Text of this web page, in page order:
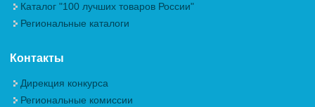
Каталог "100 лучших товаров России"
Региональные каталоги
Контакты
Дирекция конкурса
Региональные комиссии